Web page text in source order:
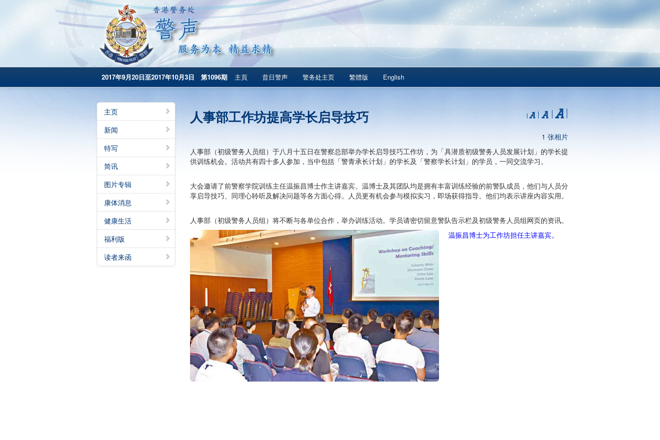
2017年9月20日至2017年10月3日 第1096期 主頁 昔日警声 警务处主页 繁體版 English
主页
新闻
特写
简讯
图片专辑
康体消息
健康生活
福利版
读者来函
人事部工作坊提高学长启导技巧
1 张相片
人事部（初级警务人员组）于八月十五日在警察总部举办学长启导技巧工作坊，为「具潜质初级警务人员发展计划」的学长提
供训练机会。活动共有四十多人参加，当中包括「警青承长计划」的学长及「警察学长计划」的学员，一同交流学习。
大会邀请了前警察学院训练主任温振昌博士作主讲嘉宾。温博士及其团队均是拥有丰富训练经验的前警队成员，他们与人员分
享启导技巧、同理心聆听及解决问题等各方面心得。人员更有机会参与模拟实习，即场获得指导。他们均表示讲座内容实用。
人事部（初级警务人员组）将不断与各单位合作，举办训练活动。学员请密切留意警队告示栏及初级警务人员组网页的资讯。
温振昌博士为工作坊担任主讲嘉宾。